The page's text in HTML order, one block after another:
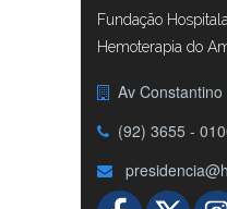
Fundação
Hemoterapia do
Av
(92) 3655 -